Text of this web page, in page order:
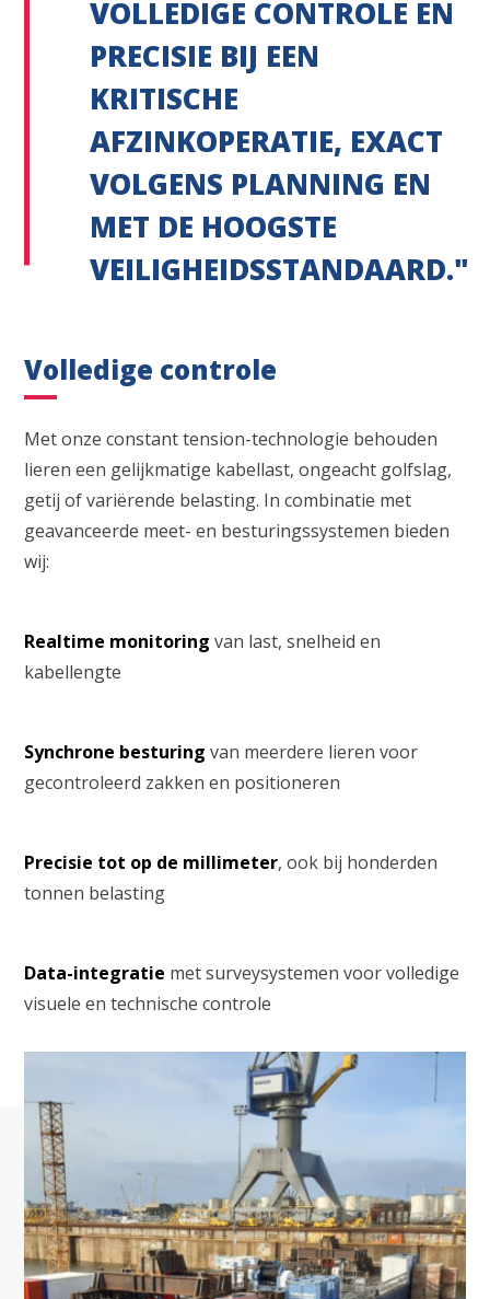
VOLLEDIGE CONTROLE EN
PRECISIE BIJ EEN
KRITISCHE
AFZINKOPERATIE, EXACT
VOLGENS PLANNING EN
MET DE HOOGSTE
VEILIGHEIDSSTANDAARD."
Volledige controle
Met onze constant tension-technologie behouden
lieren een gelijkmatige kabellast, ongeacht golfslag,
getij of variërende belasting. In combinatie met
geavanceerde meet- en besturingssystemen bieden
wij:
Realtime monitoring van last, snelheid en
kabellengte
Synchrone besturing van meerdere lieren voor
gecontroleerd zakken en positioneren
Precisie tot op de millimeter, ook bij honderden
tonnen belasting
Data-integratie met surveysystemen voor volledige
visuele en technische controle